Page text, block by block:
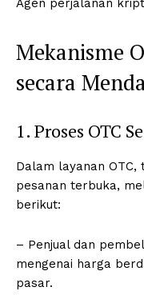
Agen perjalanan
Mekanisme
secara
1. Proses OTC
Dalam layanan
pesanan terbuka,
berikut:
– Penjual dan
mengenai harga
pasar.